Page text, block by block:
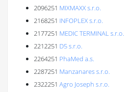
2096251 MIXMAXX s.r.o.
2168251 INFOPLEX s.r.o.
2177251 MEDIC TERMINAL s.r.o.
2212251 D5 s.r.o.
2264251 PhaMed a.s.
2287251 Manzanares s.r.o.
2322251 Agro Joseph s.r.o.